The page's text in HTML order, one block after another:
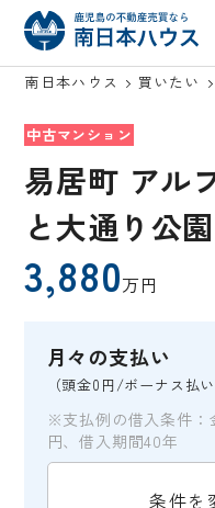
南日本ハウス 買いたい
中古マンション
易居町 アル
と大通り公園
3,880万円
月々の支払い
（頭金0円/ボーナス払い
※支払例の借入条件：
円、借入期間40年
条件を